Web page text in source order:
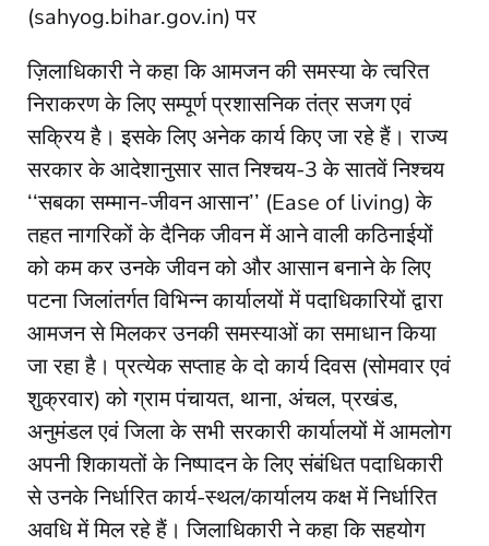
(sahyog.bihar.gov.in) पर
ज़िलाधिकारी ने कहा कि आमजन की समस्या के त्वरित
निराकरण के लिए सम्पूर्ण प्रशासनिक तंत्र सजग एवं
सक्रिय है। इसके लिए अनेक कार्य किए जा रहे हैं। राज्य
सरकार के आदेशानुसार सात निश्चय-3 के सातवें निश्चय
‘‘सबका सम्मान-जीवन आसान’’ (Ease of living) के
तहत नागरिकों के दैनिक जीवन में आने वाली कठिनाईयों
को कम कर उनके जीवन को और आसान बनाने के लिए
पटना जिलांतर्गत विभिन्न कार्यालयों में पदाधिकारियों द्वारा
आमजन से मिलकर उनकी समस्याओं का समाधान किया
जा रहा है। प्रत्येक सप्ताह के दो कार्य दिवस (सोमवार एवं
शुक्रवार) को ग्राम पंचायत, थाना, अंचल, प्रखंड,
अनुमंडल एवं जिला के सभी सरकारी कार्यालयों में आमलोग
अपनी शिकायतों के निष्पादन के लिए संबंधित पदाधिकारी
से उनके निर्धारित कार्य-स्थल/कार्यालय कक्ष में निर्धारित
अवधि में मिल रहे हैं। जिलाधिकारी ने कहा कि सहयोग